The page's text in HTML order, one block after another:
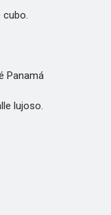
Panamá
lujoso.